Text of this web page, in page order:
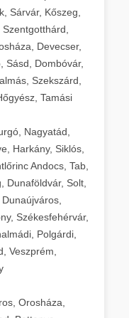
Sárvár, Kőszeg,
Devecser,
Sásd, Dombóvár,
Szekszárd,
Tamási
Nagyatád,
Harkány, Siklós,
Andocs, Tab,
Dunaföldvár, Solt,
Székesfehérvár,
Polgárdi,
Veszprém,
Orosháza,